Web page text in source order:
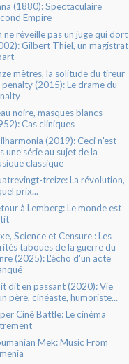
(1880): Spectaculaire
Empire
ne réveille pas un juge qui dort
Gilbert Thiel, un magistrat
mètres, la solitude du tireur
penalty (2015): Le drame du
noire, masques blancs
Cas cliniques
(2019): Ceci n'est
une série au sujet de la
classique
treize: La révolution,
prix...
à Lemberg: Le monde est
Science et Censure : Les
taboues de la guerre du
(2025): L'écho d'un acte
dit en passant (2020): Vie
père, cinéaste, humoriste...
Ciné Battle: Le cinéma
Mek: Music From